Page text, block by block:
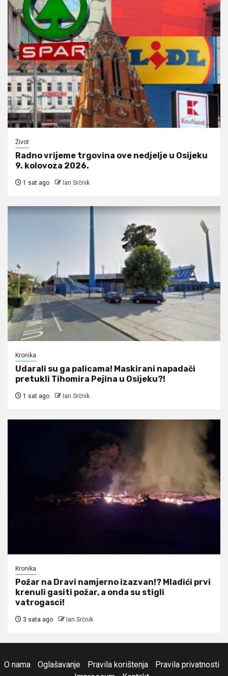
Život
Radno vrijeme trgovina ove nedjelje u Osijeku
9. kolovoza 2026.
1 sat ago Ian Srčnik
Kronika
Udarali su ga palicama! Maskirani napadači
pretukli Tihomira Pejina u Osijeku?!
1 sat ago Ian Srčnik
Kronika
Požar na Dravi namjerno izazvan!? Mladići prvi
krenuli gasiti požar, a onda su stigli
vatrogasci!
3 sata ago Ian Srčnik
O nama Oglašavanje Pravila korištenja
Pravila privatnosti